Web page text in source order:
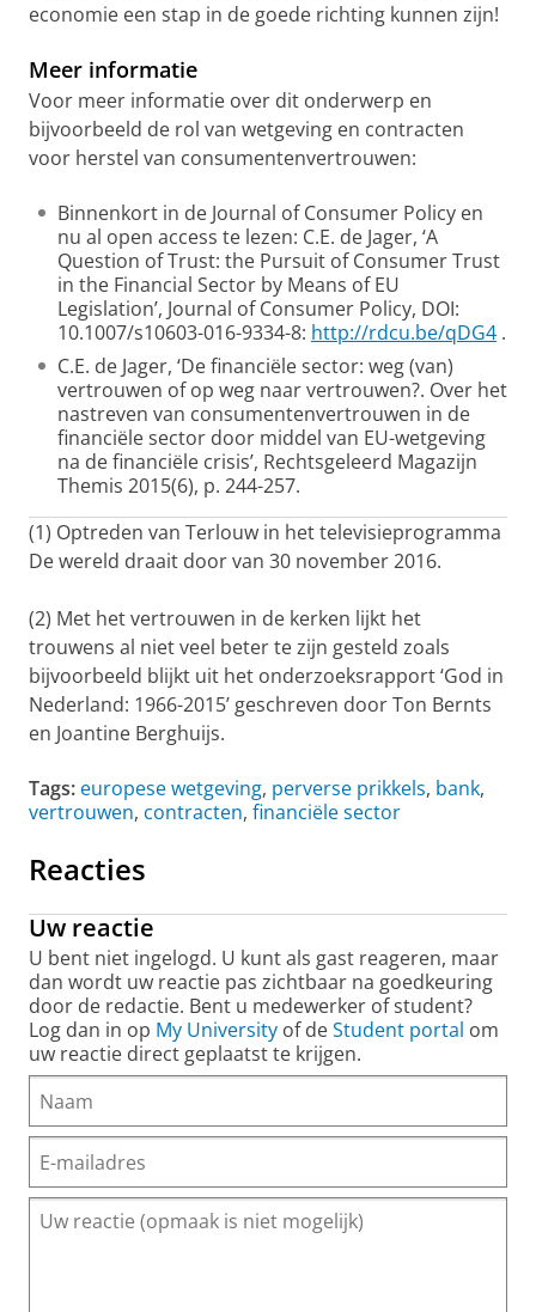
economie een stap in de goede richting kunnen zijn!
Meer informatie
Voor meer informatie over dit onderwerp en
bijvoorbeeld de rol van wetgeving en contracten
voor herstel van consumentenvertrouwen:
Binnenkort in de Journal of Consumer Policy en
nu al open access te lezen: C.E. de Jager, ‘A
Question of Trust: the Pursuit of Consumer Trust
in the Financial Sector by Means of EU
Legislation’, Journal of Consumer Policy, DOI:
10.1007/s10603-016-9334-8: http://rdcu.be/qDG4 .
C.E. de Jager, ‘De financiële sector: weg (van)
vertrouwen of op weg naar vertrouwen?. Over het
nastreven van consumentenvertrouwen in de
financiële sector door middel van EU-wetgeving
na de financiële crisis’, Rechtsgeleerd Magazijn
Themis 2015(6), p. 244-257.
(1) Optreden van Terlouw in het televisieprogramma
De wereld draait door van 30 november 2016.
(2) Met het vertrouwen in de kerken lijkt het
trouwens al niet veel beter te zijn gesteld zoals
bijvoorbeeld blijkt uit het onderzoeksrapport ‘God in
Nederland: 1966-2015’ geschreven door Ton Bernts
en Joantine Berghuijs.
Tags: europese wetgeving, perverse prikkels, bank,
vertrouwen, contracten, financiële sector
Reacties
Uw reactie
U bent niet ingelogd. U kunt als gast reageren, maar
dan wordt uw reactie pas zichtbaar na goedkeuring
door de redactie. Bent u medewerker of student?
Log dan in op My University of deStudent portal om
uw reactie direct geplaatst te krijgen.